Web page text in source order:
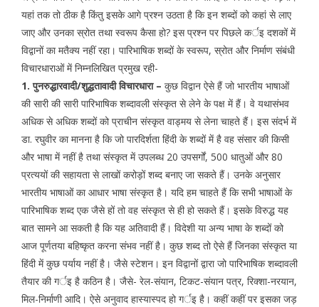
यहां तक तो ठीक है किंतु इसके आगे प्रश्न उठता है कि इन शब्दों को कहां से लाए
जाए और उनका स्रोत तथा स्वरूप कैसा हो? इस प्रश्न पर पिछले कर्इ दशकों में
विद्वानों का मतैक्य नहीं रहा। पारिभाषिक शब्दों के स्वरूप, स्रोत और निर्माण संबंधी
विचारधाराओं में निम्नलिखित प्रमुख रही-
1. पुनरुद्धारवादी/शुद्धतावादी विचारधारा – कुछ विद्वान ऐसे हैं जो भारतीय भाषाओं
की सारी की सारी पारिभाषिक शब्दावली संस्कृत से लेने के पक्ष में हैं। वे यथासंभव
अधिक से अधिक शब्दों को प्राचीन संस्कृत वाड्मय से लेना चाहते हैं। इस संदर्भ में
डा. रघुवीर का मानना है कि जो पारदिर्शता हिंदी के शब्दों में है वह संसार की किसी
और भाषा में नहीं है तथा संस्कृत में उपलब्ध 20 उपसर्गों, 500 धातुओं और 80
प्रत्ययों की सहायता से लाखों करोड़ों शब्द बनाए जा सकते हैं। उनके अनुसार
भारतीय भाषाओं का आधार भाषा संस्कृत है। यदि हम चाहते हैं कि सभी भाषाओं के
पारिभाषिक शब्द एक जैसे हों तो वह संस्कृत से ही हो सकते हैं। इसके विरुद्ध यह
बात सामने आ सकती है कि यह अतिवादी हैं। विदेशी या अन्य भाषा के शब्दों को
आज पूर्णतया बहिष्कृत करना संभव नहीं है। कुछ शब्द तो ऐसे हैं जिनका संस्कृत या
हिंदी में कुछ पर्याय नहीं है। जैसे स्टेशन। इन विद्वानों द्वारा जो पारिभाषिक शब्दावली
तैयार की गर्इ है कठिन है। जैसे- रेल-संयान, टिकट-संयान पत्र, रिक्शा-नरयान,
मिल-निर्माणी आदि। ऐसे अनुवाद हास्यास्पद हो गर्इ है। कहीं कहीं पर इसका जड़